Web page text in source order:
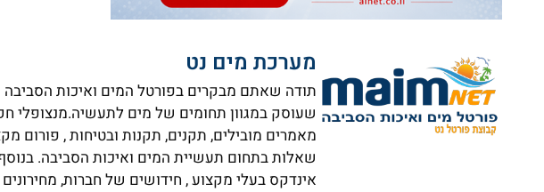
מערכת מים נט
תודה שאתם מבקרים בפורטל המים ואיכות הסביבה
שעוסק במגוון תחומים של מים לתעשיה.מנצופלי
מאמרים מובילים, תקנים, תקנות ובטיחות , פורום
שאלות בתחום תעשיית המים ואיכות הסביבה.
אינדקס בעלי מקצוע , חידושים של חברות, מחירונים